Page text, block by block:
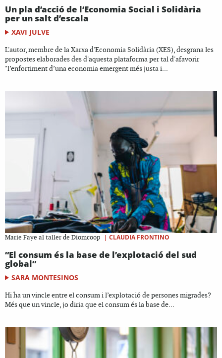
Un pla d’acció de l’Economia Social i Solidària
per un salt d’escala
XAVI JULVE
L'autor, membre de la Xarxa d'Economia Solidària (XES), desgrana les
propostes elaborades des d'aquesta plataforma per tal d'afavorir
"l’enfortiment d’una economia emergent més justa i...
Marie Faye al taller de Diomcoop | CLAUDIA FRONTINO
“El consum és la base de l’explotació del sud
global”
SARA MONTESINOS
Hi ha un vincle entre el consum i l’explotació de persones migrades?
Més que un vincle, jo diria que el consum és la base de...